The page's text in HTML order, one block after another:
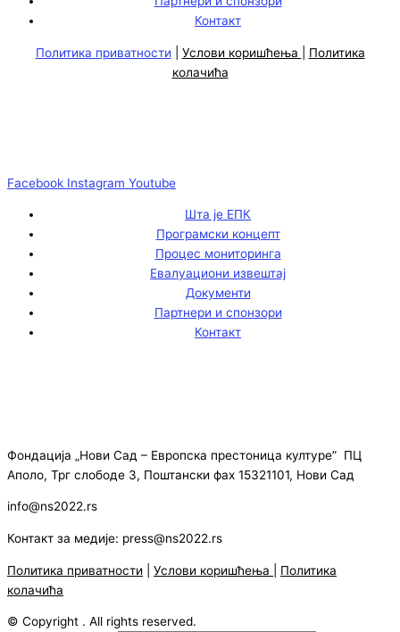
Контакт
Политика приватности Услови коришћења
Политика
колачића
Facebook Instagram Youtube
Шта је ЕПК
Програмски концепт
Процес мониторинга
Евалуациони извештај
Документи
Партнери и спонзори
Контакт
Фондација „Нови Сад – Европска престоница културе” ПЦ
Аполо, Трг слободе 3, Поштански фах 15321101, Нови Сад
info@ns2022.rs
Контакт за медије: press@ns2022.rs
Политика приватности Услови коришћења
Политика
колачића
© Copyright . All rights reserved.